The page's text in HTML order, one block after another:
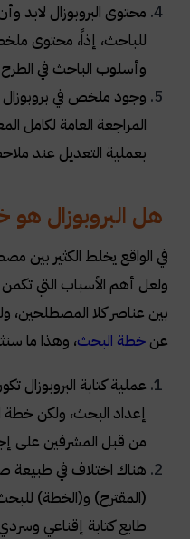
محتوى البروبوزال لابد
للباحث، إذاً، محتوى
وأسلوب الباحث في
وجود ملخص في
المراجعة العامة لكامل
بعملية التعديل عند
هل البروبوزال
في الواقع يخلط الكثير بين
ولعل أهم الأسباب التي تكمن
بين عناصر كلا المصطلحين،
عن خطة البحث، وهذا ما
عملية كتابة البروبوزال
إعداد البحث، ولكن
من قبل المشرفين على
هناك اختلاف في طبيعة
(المقترح) و(الخطة)
طابع كتابة إقناعي